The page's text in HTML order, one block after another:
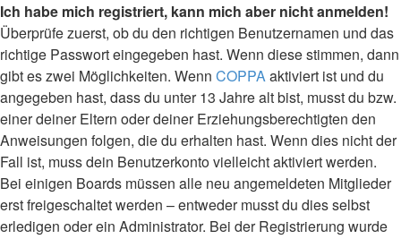
Ich habe mich registriert, kann mich aber nicht anmelden!
Überprüfe zuerst, ob du den richtigen Benutzernamen und das
richtige Passwort eingegeben hast. Wenn diese stimmen, dann
gibt es zwei Möglichkeiten. Wenn COPPAaktiviert ist und du
angegeben hast, dass du unter 13 Jahre alt bist, musst du bzw.
einer deiner Eltern oder deiner Erziehungsberechtigten den
Anweisungen folgen, die du erhalten hast. Wenn dies nicht der
Fall ist, muss dein Benutzerkonto vielleicht aktiviert werden.
Bei einigen Boards müssen alle neu angemeldeten Mitglieder
erst freigeschaltet werden – entweder musst du dies selbst
erledigen oder ein Administrator. Bei der Registrierung wurde